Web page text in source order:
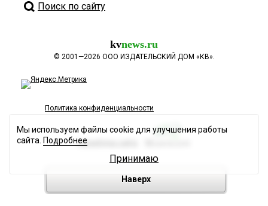
Поиск по сайту
kvnews.ru
© 2001—2026 ООО ИЗДАТЕЛЬСКИЙ ДОМ «КВ».
Политика конфиденциальности
Разработка сайта
Наверх
Мы используем файлы cookie для улучшения работы
сайта. Подробнее
Принимаю